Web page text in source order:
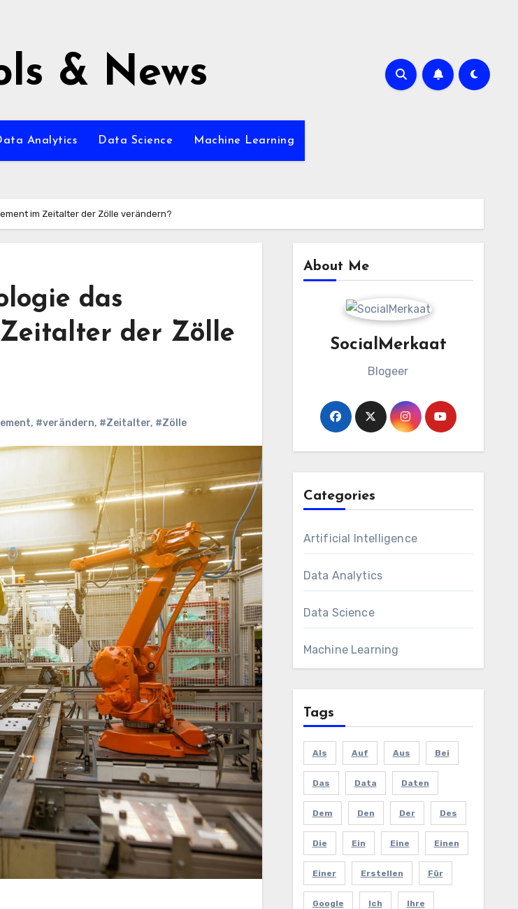
& News
Analytics Data Science Machine Learning
im Zeitalter der Zölle verändern?
das
der Zölle
, #verändern, #Zeitalter, #Zölle
About Me
SocialMerkaat
Blogeer
Categories
Artificial Intelligence
Data Analytics
Data Science
Machine Learning
Tags
Als Auf Aus Bei
Das Data Daten
Dem Den Der Des
Die Ein Eine Einen
Einer Erstellen Für
Google Ich Ihre